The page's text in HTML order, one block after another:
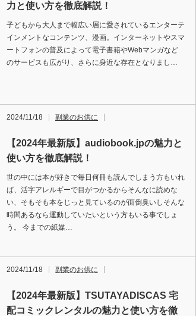
力と使い方を徹底解説！
子どもから大人まで幅広い層に愛されているエンターテ
インメントなコンテンツ、漫画。インターネットやスマ
ートフォンの普及によって電子書籍やWebマンガなど
のサービスも広がり、さらに身近な存在となりまし…
2024/11/18 副業のお供に
【2024年最新版】audiobook.jpの魅力と
使い方を徹底解説！
世の中には本が好きで毎日何冊も読んでしまう方もいれ
ば、活字アレルギーで目がつかるからそんなに読めな
い、そもそも本をじっと見ているのが面倒臭いしそんな
時間あるなら運動していたいという方もいる事でしょ
う。 今までの紙媒…
2024/11/18 副業のお供に
【2024年最新版】TSUTAYADISCAS 宅
配コミックレンタルの魅力と使い方を徹